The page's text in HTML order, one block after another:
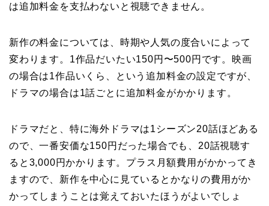
は追加料金を支払わないと視聴できません。
新作の料金については、時期や人気の度合いによって
変わります。1作品だいたい150円〜500円です。映画
の場合は1作品いくら、という追加料金の設定ですが、
ドラマの場合は1話ごとに追加料金がかかります。
ドラマだと、特に海外ドラマは1シーズン20話ほどある
ので、一番安価な150円だった場合でも、20話視聴す
ると3,000円かかります。プラス月額費用がかかってき
ますので、新作を中心に見ているとかなりの費用がか
かってしまうことは覚えておいたほうがよいでしょ